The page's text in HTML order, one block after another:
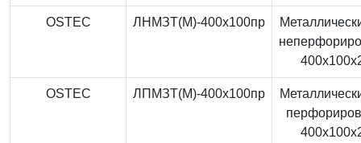
OSTEC ЛНМЗТ(М)-400x100пр
OSTEC ЛПМЗТ(М)-400x100пр